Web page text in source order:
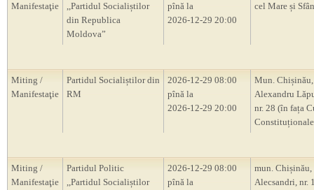
Manifestaţie
,,Partidul Socialiștilor
din Republica
Moldova”
pînă la
2026-12-29 20:00
cel Mare și
Miting /
Manifestaţie
Partidul Socialiștilor din
RM
2026-12-29 08:00
pînă la
2026-12-29 20:00
Mun. Chișinău,
Alexandru
nr. 28 (în fața
Miting /
Manifestaţie
Partidul Politic
,,Partidul Socialiștilor
2026-12-29 08:00
pînă la
mun. Chișinău,
Alecsandri, nr.